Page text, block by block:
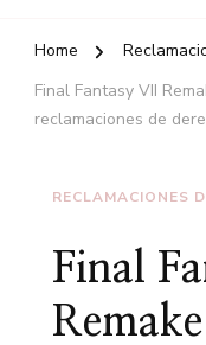
Home
Final Fantasy VII
reclamaciones de
RECLAMACIONES
Final